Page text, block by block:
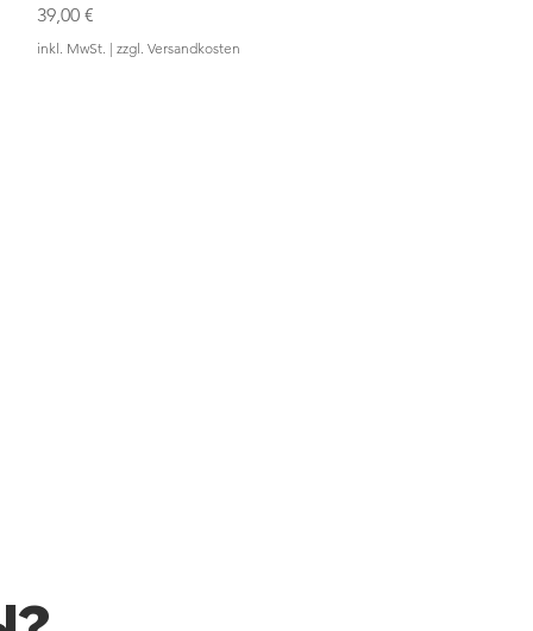
Preis
39,00 €
inkl. MwSt. | zzgl. Versandkosten